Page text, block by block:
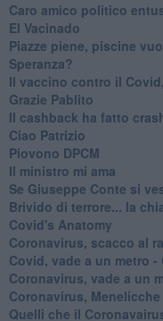
Caro amico politico
El Vacinado
Piazze piene, piscine
Speranza?
​Il vaccino contro il
Grazie Pablito
Il cashback ha fatto
Ciao Patrizio
Piovono DPCM
Il ministro mi ama
Se Giuseppe Conte si
Brivido di terrore... la
Covid's Anatomy
Coronavirus, scacco al
Covid, vade a un metro
Coronavirus, vade a un
Coronavirus,
Quelli che il